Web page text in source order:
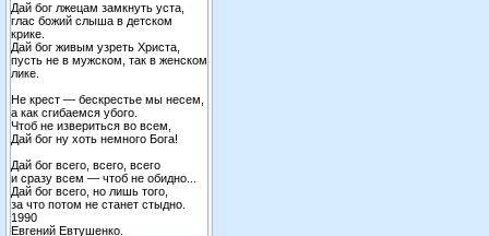
Дай бог лжецам замкнуть уста,
глас божий слыша в детском
крике.
Дай бог живым узреть Христа,
пусть не в мужском, так в женском
лике.
Не крест — бескрестье мы несем,
а как сгибаемся убого.
Чтоб не извериться во всем,
Дай бог ну хоть немного Бога!
Дай бог всего, всего, всего
и сразу всем — чтоб не обидно...
Дай бог всего, но лишь того,
за что потом не станет стыдно.
1990
Евгений Евтушенко.